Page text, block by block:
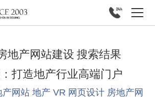
地产网站建设 搜索结果
打造地产行业高端门户
产网站 地产 VR 网页设计 房地产网